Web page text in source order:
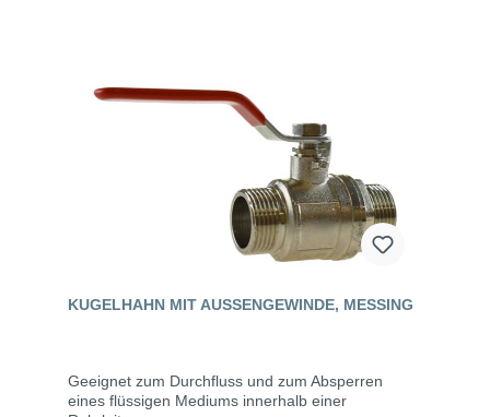
KUGELHAHN MIT AUSSENGEWINDE, MESSING
Geeignet zum Durchfluss und zum Absperren
eines flüssigen Mediums innerhalb einer